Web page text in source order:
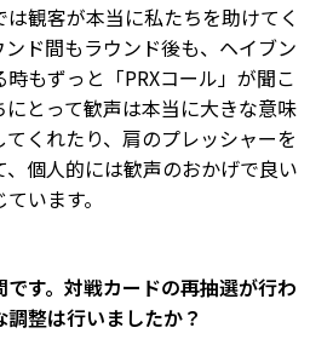
観客が本当に私たちを助けてく
ド間もラウンド後も、ヘイブン
もずっと「PRXコール」が聞こ
とって歓声は本当に大きな意味
くれたり、肩のプレッシャーを
個人的には歓声のおかげで良い
います。
す。対戦カードの再抽選が行わ
整は行いましたか？